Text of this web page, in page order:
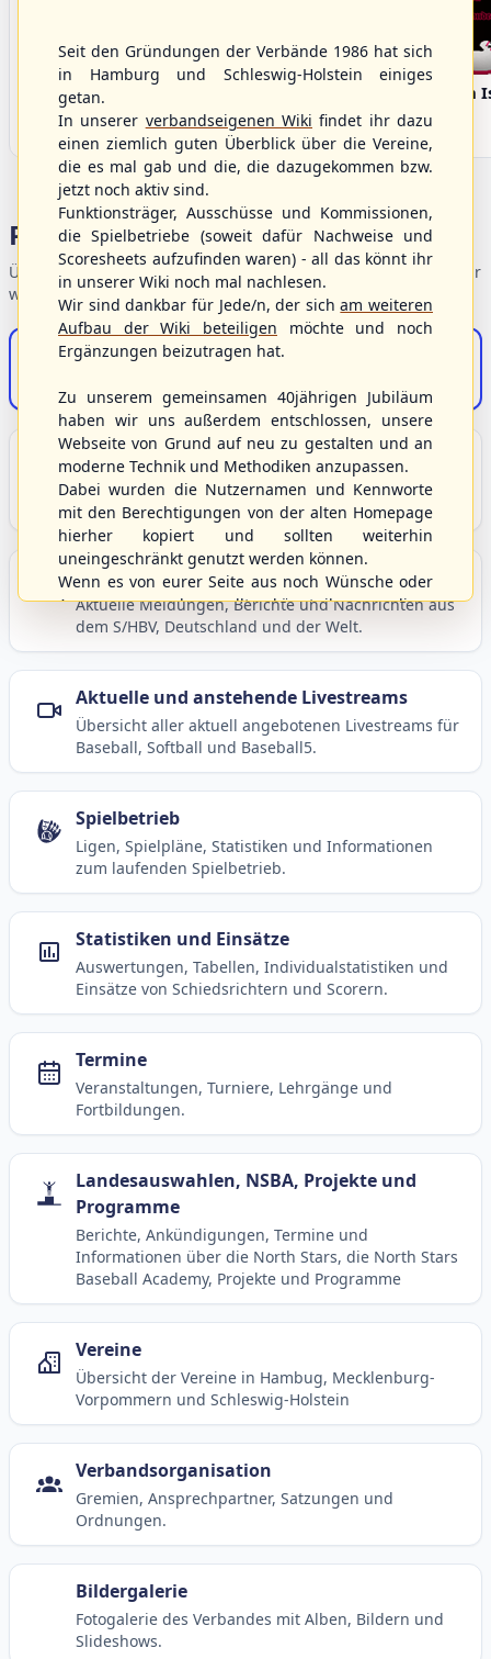
Bargenstedt
Beavers
Fehmarn
Portalbereiche
Übersicht der Verbandsbereiche – wählen Sie einen Einstieg für
weiterführende Informationen.
S/HBV-Shop
Unser Sport
Grundlagen und Hintergründe zu Baseball, Softball
und Baseball5.
Berichte und Neuigkeiten
Aktuelle Meldungen, Berichte und Nachrichten aus
dem S/HBV, Deutschland und der Welt.
Aktuelle und anstehende Livestreams
Übersicht aller aktuell angebotenen Livestreams für
Baseball, Softball und Baseball5.
Spielbetrieb
Ligen, Spielpläne, Statistiken und Informationen
zum laufenden Spielbetrieb.
Statistiken und Einsätze
Auswertungen, Tabellen, Individualstatistiken und
Einsätze von Schiedsrichtern und Scorern.
Termine
Veranstaltungen, Turniere, Lehrgänge und
Fortbildungen.
Landesauswahlen, NSBA, Projekte und
Programme
Berichte, Ankündigungen, Termine und
Informationen über die North Stars, die North Stars
Baseball Academy, Projekte und Programme
Vereine
Übersicht der Vereine in Hambug, Mecklenburg-
Vorpommern und Schleswig-Holstein
Verbandsorganisation
Gremien, Ansprechpartner, Satzungen und
Ordnungen.
Bildergalerie
Fotogalerie des Verbandes mit Alben, Bildern und
Slideshows.
Seit den Gründungen der Verbände 1986 hat sich
in Hamburg und Schleswig-Holstein einiges
getan.
In unserer verbandseigenen Wiki findet ihr dazu
einen ziemlich guten Überblick über die Vereine,
die es mal gab und die, die dazugekommen bzw.
jetzt noch aktiv sind.
Funktionsträger, Ausschüsse und Kommissionen,
die Spielbetriebe (soweit dafür Nachweise und
Scoresheets aufzufinden waren) - all das könnt ihr
in unserer Wiki noch mal nachlesen.
Wir sind dankbar für Jede/n, der sicham weiteren
Aufbau der Wiki beteiligen möchte und noch
Ergänzungen beizutragen hat.
Zu unserem gemeinsamen 40jährigen Jubiläum
haben wir uns außerdem entschlossen, unsere
Webseite von Grund auf neu zu gestalten und an
moderne Technik und Methodiken anzupassen.
Dabei wurden die Nutzernamen und Kennworte
mit den Berechtigungen von der alten Homepage
hierher kopiert und sollten weiterhin
uneingeschränkt genutzt werden können.
Wenn es von eurer Seite aus noch Wünsche oder
Anregungen geben sollte, könnt ihr uns diese
gerne an die Verbandsadresseinfo@shbvnet.de
schicken.